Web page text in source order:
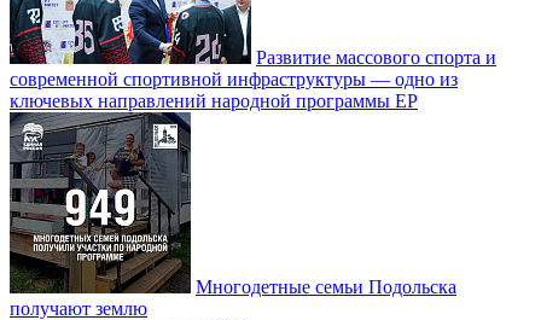
Развитие массового спорта и
современной спортивной инфраструктуры — одно из
ключевых направлений народной программы ЕР
Многодетные семьи Подольска
получают землю